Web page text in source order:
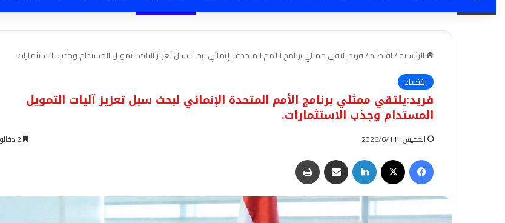
الرئيسية/اقتصاد/فريد:يلتقي ممثلي برنامج الأمم المتحدة الإنمائي لبحث سبل تعزيز آليات التمويل المستدام وجذب الاستثمارات.
اقتصاد
فريد:يلتقي ممثلي برنامج الأمم المتحدة الإنمائي لبحث سبل تعزيز آليات التمويل
المستدام وجذب الاستثمارات.
الخميس : 2026/6/11
فيسبوك لينكدإن مشاركة عبر البريد